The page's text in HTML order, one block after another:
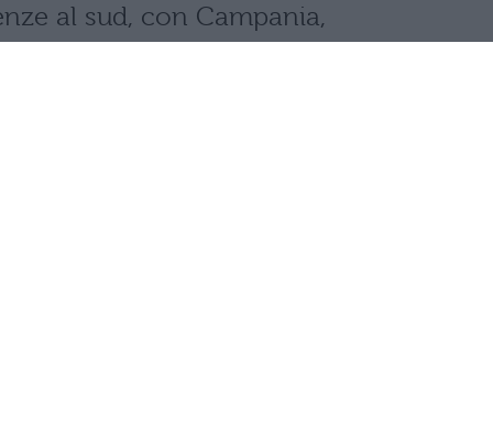
al sud, con Campania,